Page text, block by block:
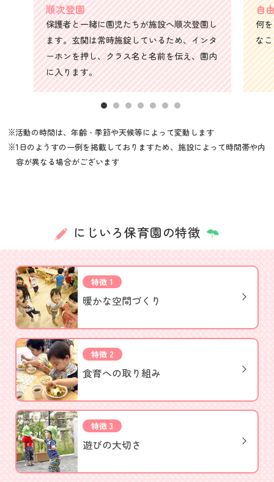
順次登園
保護者と一緒に園児たちが施設へ順次登園し
ます。玄関は常時施錠しているため、インタ
ーホンを押し、クラス名と名前を伝え、園内
に入ります。
自
何
な
※活動の時間は、年齢・季節や天候等によって変動します
※1日のようすの一例を掲載しておりますため、施設によって時間帯や内
容が異なる場合がございます
にじいろ保育園の特徴
特徴 1
暖かな空間づくり
特徴 2
食育への取り組み
特徴 3
遊びの大切さ